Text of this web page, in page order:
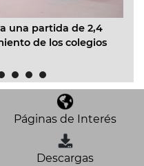
de 2,4
colegios
La nueva
inicia su
Páginas de Interés
Descargas